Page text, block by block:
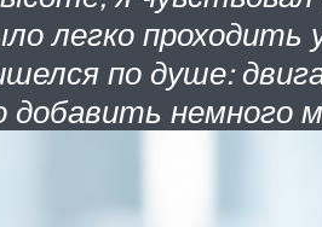
легко
по душе:
немного